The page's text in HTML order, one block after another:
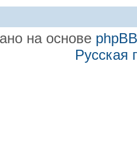
на основе phpBB
Русская